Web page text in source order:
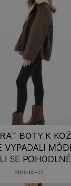
BOTY K
VYPADALI
SE
2025-02-07